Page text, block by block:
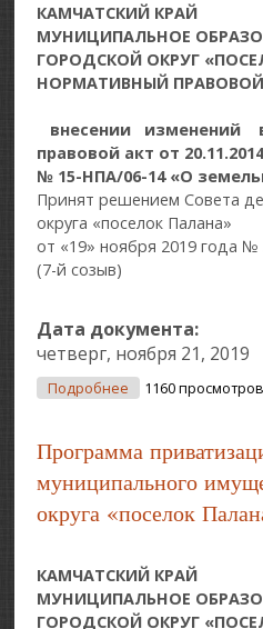
КАМЧАТСКИЙ КРАЙ
МУНИЦИПАЛЬНОЕ
ГОРОДСКОЙ ОКРУГ
НОРМАТИВНЫЙ ПРАВОВОЙ
внесении изменений
правовой акт от
№ 15-НПА/06-14 «О
Принят решением Совета
округа «поселок Палана»
от «19» ноября 2019 года №
(7-й созыв)
Дата документа:
четверг, ноября 21, 2019
Подробнее О О Внесении
1160 просмотров
Программа
муниципального
округа «поселок
КАМЧАТСКИЙ КРАЙ
МУНИЦИПАЛЬНОЕ
ГОРОДСКОЙ ОКРУГ